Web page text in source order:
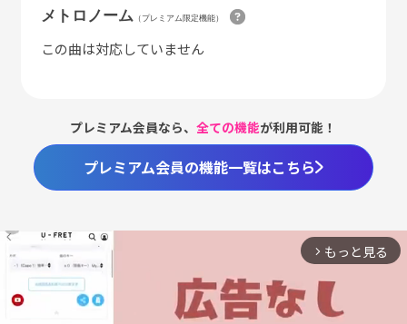
メトロノーム （プレミアム限定機能）
この曲は対応していません
プレミアム会員なら、全ての機能が利用可能！
プレミアム会員の機能一覧はこちら
arrow_forward_ios もっと見る